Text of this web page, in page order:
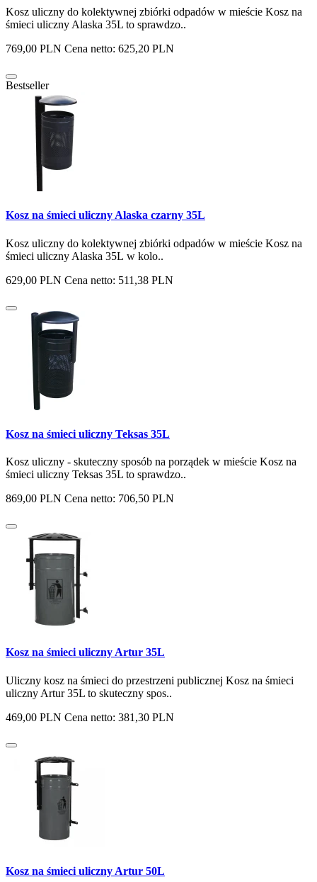
Kosz uliczny do kolektywnej zbiórki odpadów w mieście Kosz na
śmieci uliczny Alaska 35L to sprawdzo..
769,00 PLN Cena netto: 625,20 PLN
Bestseller
Kosz na śmieci uliczny Alaska czarny 35L
Kosz uliczny do kolektywnej zbiórki odpadów w mieście Kosz na
śmieci uliczny Alaska 35L w kolo..
629,00 PLN Cena netto: 511,38 PLN
Kosz na śmieci uliczny Teksas 35L
Kosz uliczny - skuteczny sposób na porządek w mieście Kosz na
śmieci uliczny Teksas 35L to sprawdzo..
869,00 PLN Cena netto: 706,50 PLN
Kosz na śmieci uliczny Artur 35L
Uliczny kosz na śmieci do przestrzeni publicznej Kosz na śmieci
uliczny Artur 35L to skuteczny spos..
469,00 PLN Cena netto: 381,30 PLN
Kosz na śmieci uliczny Artur 50L